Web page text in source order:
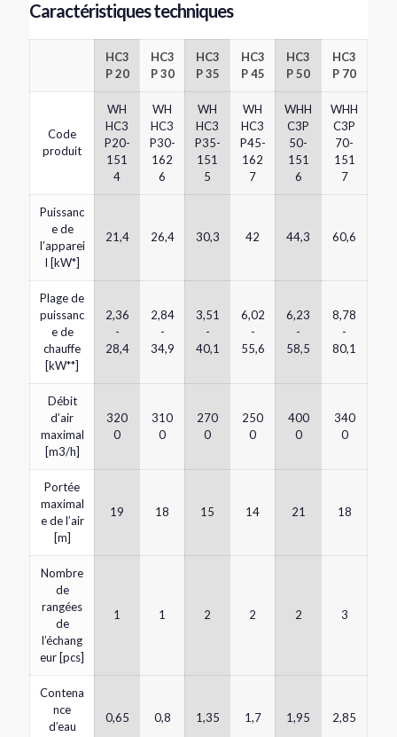
Caractéristiques techniques
HC3
P 20
HC3
P 30
HC3
P 35
HC3
P 45
HC3
P 50
HC3
P 70
Code
produit
WH
HC3
P20-
151
4
WH
HC3
P30-
162
6
WH
HC3
P35-
151
5
WH
HC3
P45-
162
7
WHH
C3P
50-
151
6
WHH
C3P
70-
151
7
Puissanc
e de
l’apparei
l [kW*]
21,4 26,4 30,3 42 44,3 60,6
Plage de
puissanc
e de
chauffe
[kW**]
2,36
-
28,4
2,84
-
34,9
3,51
-
40,1
6,02
-
55,6
6,23
-
58,5
8,78
-
80,1
Débit
d’air
maximal
[m3/h]
320
0
310
0
270
0
250
0
400
0
340
0
Portée
maximal
e de l’air
[m]
19 18 15 14 21 18
Nombre
de
rangées
de
l’échang
eur [pcs]
1 1 2 2 2 3
Contena
nce
d’eau
0,65 0,8 1,35 1,7 1,95 2,85